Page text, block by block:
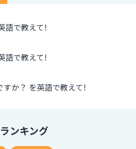
語で教えて!
語で教えて!
すか？ を英語で教えて!
ンキング